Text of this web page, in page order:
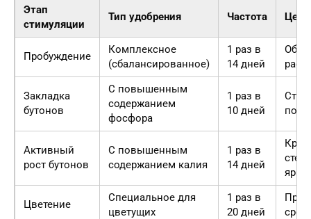
Этап
стимуляции
Тип удобрения Частота Цель
Пробуждение
Комплексное
(сбалансированное)
1 раз в
14 дней
Закладка
бутонов
С повышенным
содержанием
фосфора
1 раз в
10 дней
Активный
рост бутонов
С повышенным
содержанием калия
1 раз в
14 дней
Цветение
Специальное для
цветущих
1 раз в
20 дней